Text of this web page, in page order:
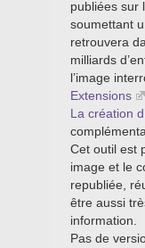
publiées sur
soumettant
retrouvera
milliards
l’image
Extensions
La création
Cet outil est
image et le
republiée,
être aussi
information.
Pas de